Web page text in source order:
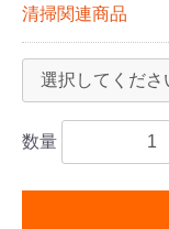
清掃関連商品
数量